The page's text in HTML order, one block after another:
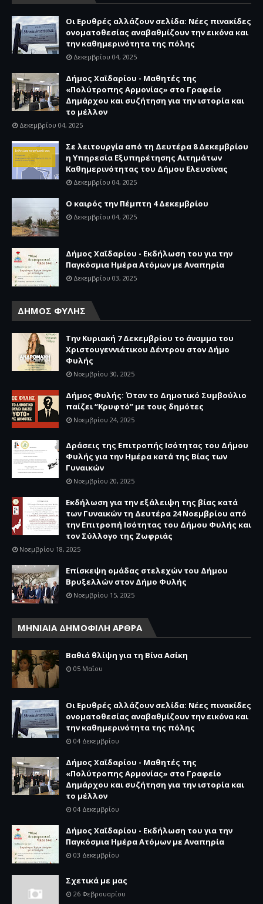
Οι Ερυθρές αλλάζουν σελίδα: Νέες πινακίδες
ονοματοθεσίας αναβαθμίζουν την εικόνα και
την καθημερινότητα της πόλης
Δεκεμβρίου 04, 2025
Δήμος Χαϊδαρίου - Μαθητές της
«Πολύτροπης Αρμονίας» στο Γραφείο
Δημάρχου και συζήτηση για την ιστορία και
το μέλλον
Δεκεμβρίου 04, 2025
Σε λειτουργία από τη Δευτέρα 8 Δεκεμβρίου
η Υπηρεσία Εξυπηρέτησης Αιτημάτων
Καθημερινότητας του Δήμου Ελευσίνας
Δεκεμβρίου 04, 2025
Ο καιρός την Πέμπτη 4 Δεκεμβρίου
Δεκεμβρίου 04, 2025
Δήμος Χαϊδαρίου - Εκδήλωση του για την
Παγκόσμια Ημέρα Ατόμων με Αναπηρία
Δεκεμβρίου 03, 2025
ΔΗΜΟΣ ΦΥΛΗΣ
Την Κυριακή 7 Δεκεμβρίου το άναμμα του
Χριστουγεννιάτικου Δέντρου στον Δήμο
Φυλής
Νοεμβρίου 30, 2025
Δήμος Φυλής: Όταν το Δημοτικό Συμβούλιο
παίζει “Κρυφτό” με τους δημότες
Νοεμβρίου 24, 2025
Δράσεις της Επιτροπής Ισότητας του Δήμου
Φυλής για την Ημέρα κατά της Βίας των
Γυναικών
Νοεμβρίου 20, 2025
Εκδήλωση για την εξάλειψη της βίας κατά
των Γυναικών τη Δευτέρα 24 Νοεμβρίου από
την Επιτροπή Ισότητας του Δήμου Φυλής και
τον Σύλλογο της Ζωφριάς
Νοεμβρίου 18, 2025
Επίσκεψη ομάδας στελεχών του Δήμου
Βρυξελλών στον Δήμο Φυλής
Νοεμβρίου 15, 2025
ΜΗΝΙΑΙΑ ΔΗΜΟΦΙΛΗ ΑΡΘΡΑ
Βαθιά θλίψη για τη Βίνα Ασίκη
05 Μαΐου
Οι Ερυθρές αλλάζουν σελίδα: Νέες πινακίδες
ονοματοθεσίας αναβαθμίζουν την εικόνα και
την καθημερινότητα της πόλης
04 Δεκεμβρίου
Δήμος Χαϊδαρίου - Μαθητές της
«Πολύτροπης Αρμονίας» στο Γραφείο
Δημάρχου και συζήτηση για την ιστορία και
το μέλλον
04 Δεκεμβρίου
Δήμος Χαϊδαρίου - Εκδήλωση του για την
Παγκόσμια Ημέρα Ατόμων με Αναπηρία
03 Δεκεμβρίου
Σχετικά με μας
26 Φεβρουαρίου